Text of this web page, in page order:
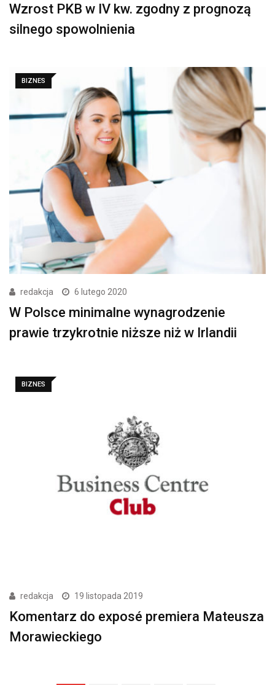
Wzrost PKB w IV kw. zgodny z prognozą
silnego spowolnienia
BIZNES
redakcja 6 lutego 2020
W Polsce minimalne wynagrodzenie
prawie trzykrotnie niższe niż w Irlandii
BIZNES
redakcja 19 listopada 2019
Komentarz do exposé premiera Mateusza
Morawieckiego